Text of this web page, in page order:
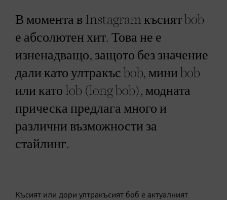
В момента в Instagram късият bob
е абсолютен хит. Това не е
изненадващо, защото без значение
дали като ултракъс bob, мини bob
или като lob (long bob), модната
прическа предлага много и
различни възможности за
стайлинг.
Късият или дори ултракъсият боб е актуалният